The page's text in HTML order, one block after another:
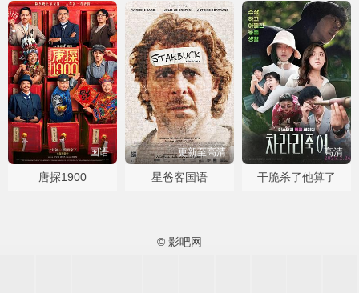
国语
唐探1900
更新至高清
星爸客国语
高清
干脆杀了他算了
© 影吧网